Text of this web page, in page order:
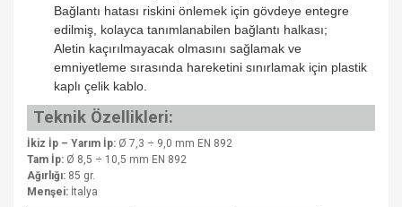
Bağlantı hatası riskini önlemek için gövdeye entegre
edilmiş, kolayca tanımlanabilen bağlantı halkası;
Aletin kaçırılmayacak olmasını sağlamak ve
emniyetleme sırasında hareketini sınırlamak için plastik
kaplı çelik kablo.
Teknik Özellikleri:
İkiz İp – Yarım İp: Ø 7,3 ÷ 9,0 mm EN 892
Tam İp: Ø 8,5 ÷ 10,5 mm EN 892
Ağırlığı: 85 gr.
Menşei: İtalya